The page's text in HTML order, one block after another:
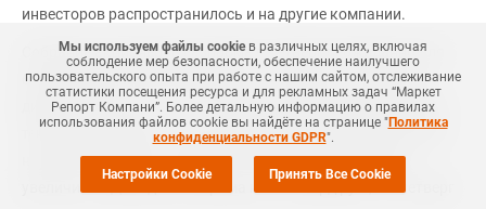
инвесторов распространилось и на другие компании.
Собрание акционеров Газпрома в четверг неожиданно для
большинства участников рынка отказалось от выплаты
дивидендов за 2021 год, посчитав их нецелесообразными в
текущей ситуации, в том числе ввиду увеличения долговой
нагрузки концерна. Правительство ранее предложило
увеличить НДПИ для Газпрома на 416 млрд руб., а в четверг
Мы используем файлы cookieв различных целях, включая
соблюдение мер безопасности, обеспечение наилучшего
пользовательского опыта при работе с нашим сайтом, отслеживание
статистики посещения ресурса и для рекламных задач “Маркет
Репорт Компани”. Более детальную информацию о правилах
использования файлов cookie вы найдёте на странице "Политика
конфиденциальности GDPR".
Настройки Cookie Принять Все Cookie